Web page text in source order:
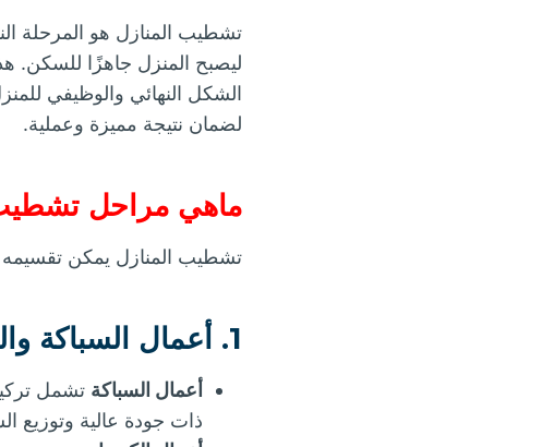
تشطيب المنازل هو المرحلة
ليصبح المنزل جاهزًا للسكن.
الشكل النهائي والوظيفي
لضمان نتيجة مميزة وعملية.
ماهي مراحل تشطيب
تشطيب المنازل يمكن
1. أعمال السباكة والكهرباء:-
أعمال السباكة تشمل
ذات جودة عالية وتوزيع